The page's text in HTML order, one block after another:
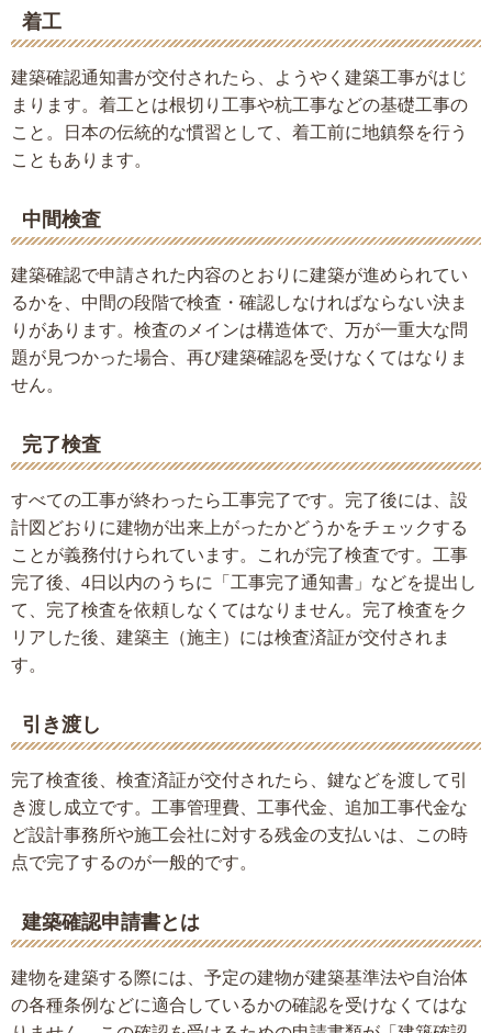
着工
建築確認通知書が交付されたら、ようやく建築工事がはじ
まります。着工とは根切り工事や杭工事などの基礎工事の
こと。日本の伝統的な慣習として、着工前に地鎮祭を行う
こともあります。
中間検査
建築確認で申請された内容のとおりに建築が進められてい
るかを、中間の段階で検査・確認しなければならない決ま
りがあります。検査のメインは構造体で、万が一重大な問
題が見つかった場合、再び建築確認を受けなくてはなりま
せん。
完了検査
すべての工事が終わったら工事完了です。完了後には、設
計図どおりに建物が出来上がったかどうかをチェックする
ことが義務付けられています。これが完了検査です。工事
完了後、4日以内のうちに「工事完了通知書」などを提出し
て、完了検査を依頼しなくてはなりません。完了検査をク
リアした後、建築主（施主）には検査済証が交付されま
す。
引き渡し
完了検査後、検査済証が交付されたら、鍵などを渡して引
き渡し成立です。工事管理費、工事代金、追加工事代金な
ど設計事務所や施工会社に対する残金の支払いは、この時
点で完了するのが一般的です。
建築確認申請書とは
建物を建築する際には、予定の建物が建築基準法や自治体
の各種条例などに適合しているかの確認を受けなくてはな